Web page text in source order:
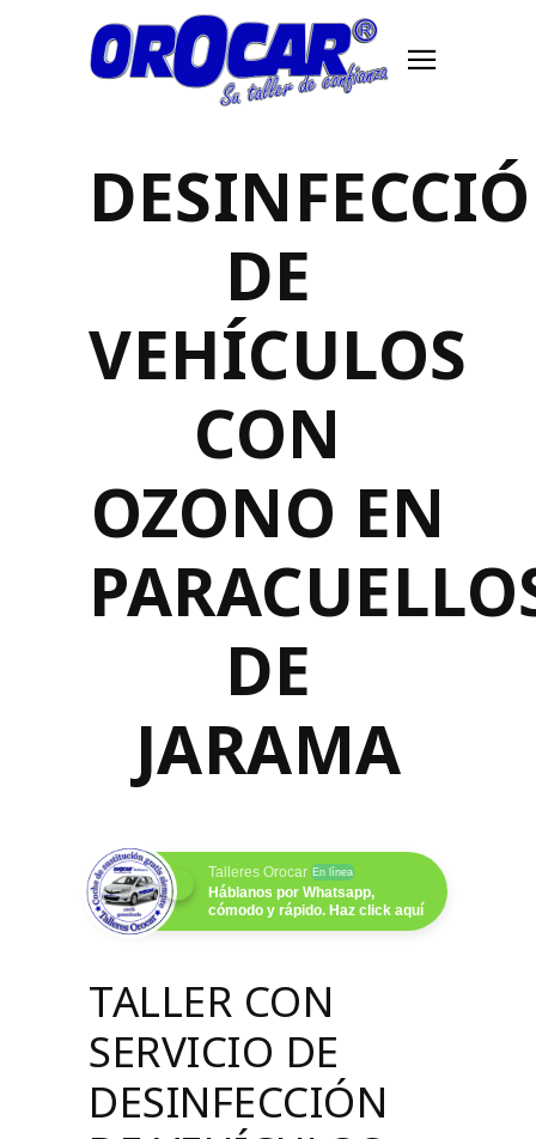
DE
VEHÍCULOS
CON
OZONO EN
DE
JARAMA
Talleres Orocar En línea
Háblanos por Whatsapp,
cómodo y rápido. Haz click aquí
TALLER CON
SERVICIO DE
DESINFECCIÓN